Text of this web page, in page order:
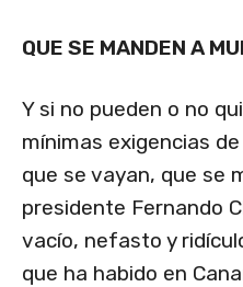
QUE SE MANDEN A
Y si no pueden o no
mínimas exigencias
que se vayan, que se
presidente Fernando
vacío, nefasto y
que ha habido en